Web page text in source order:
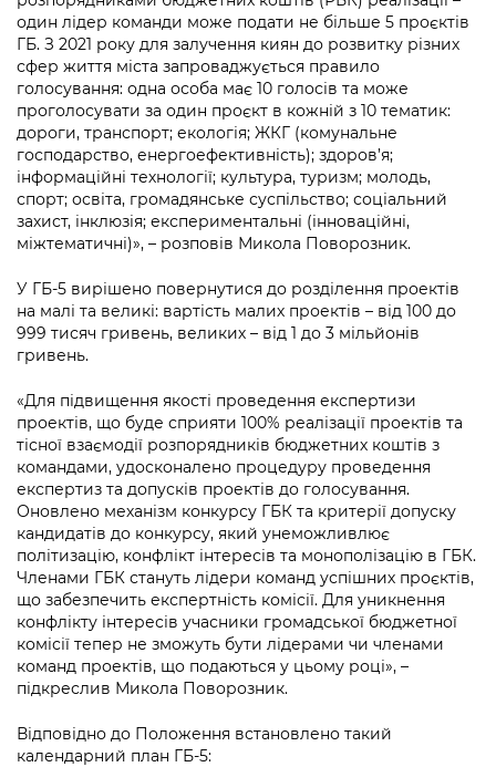
один лідер команди може подати не більше 5 проєктів
ГБ. З 2021 року для залучення киян до розвитку різних
сфер життя міста запроваджується правило
голосування: одна особа має 10 голосів та може
проголосувати за один проєкт в кожній з 10 тематик:
дороги, транспорт; екологія; ЖКГ (комунальне
господарство, енергоефективність); здоров’я;
інформаційні технології; культура, туризм; молодь,
спорт; освіта, громадянське суспільство; соціальний
захист, інклюзія; експериментальні (інноваційні,
міжтематичні)», – розповів Микола Поворозник.
У ГБ-5 вирішено повернутися до розділення проектів
на малі та великі: вартість малих проектів – від 100 до
999 тисяч гривень, великих – від 1 до 3 мільйонів
гривень.
«Для підвищення якості проведення експертизи
проектів, що буде сприяти 100% реалізації проектів та
тісної взаємодії розпорядників бюджетних коштів з
командами, удосконалено процедуру проведення
експертиз та допусків проектів до голосування.
Оновлено механізм конкурсу ГБК та критерії допуску
кандидатів до конкурсу, який унеможливлює
політизацію, конфлікт інтересів та монополізацію в ГБК.
Членами ГБК стануть лідери команд успішних проєктів,
що забезпечить експертність комісії. Для уникнення
конфлікту інтересів учасники громадської бюджетної
комісії тепер не зможуть бути лідерами чи членами
команд проектів, що подаються у цьому році», –
підкреслив Микола Поворозник.
Відповідно до Положення встановлено такий
календарний план ГБ-5: